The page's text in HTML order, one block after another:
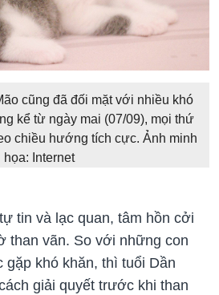
cũng đã đối mặt với nhiều khó
kể từ ngày mai (07/09), mọi thứ
chiều hướng tích cực. Ảnh minh
họa: Internet
tin và lạc quan, tâm hồn cởi
than vãn. So với những con
gặp khó khăn, thì tuổi Dần
giải quyết trước khi than